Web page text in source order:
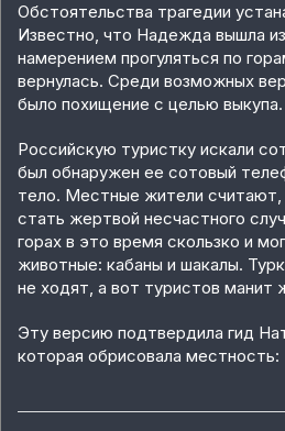
Обстоятельства трагедии
Известно, что Надежда вышла
намерением прогуляться по
вернулась. Среди возможных
было похищение с целью выкупа.
Российскую туристку искали
был обнаружен ее сотовый
тело. Местные жители
стать жертвой несчастного
горах в это время скользко и
животные: кабаны и шакалы.
не ходят, а вот туристов манит
Эту версию подтвердила гид
которая обрисовала местность: